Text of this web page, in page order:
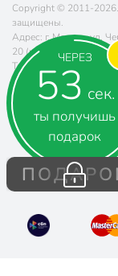
ЧЕРЕЗ
52 сек.
ты получишь
подарок
Copyright © 2011-
защищены.
Адрес: г. Москва, ул.
20 (метро Южная)
Телефон:
8 (800) 770-
Почта:
8